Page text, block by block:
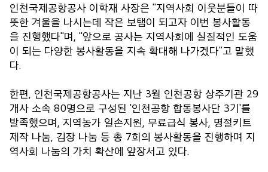
인천국제공항공사 이학재 사장은 "지역사회 이웃분들이 따
뜻한 겨울을 나시는데 작은 보탬이 되고자 이번 봉사활동
을 진행했다"며, "앞으로 공사는 지역사회에 실질적인 도움
이 되는 다양한 봉사활동을 지속 확대해 나가겠다"고 말했
다.
한편, 인천국제공항공사는 지난 3월 인천공항 상주기관 29
개사 소속 80명으로 구성된 '인천공항 합동봉사단 3기'를
발족했으며, 지역농가 일손지원, 무료급식 봉사, 명절키트
제작 나눔, 김장 나눔 등 총 7회의 봉사활동을 진행하며 지
역사회 나눔의 가치 확산에 앞장서고 있다.